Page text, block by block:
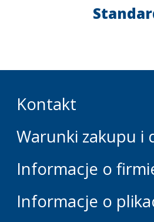
Kontakt
Warunki zakupu i
Informacje o
Informacje o